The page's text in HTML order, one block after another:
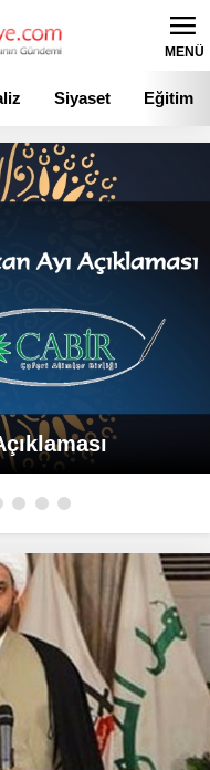
MENÜ
Siyaset Eğitim